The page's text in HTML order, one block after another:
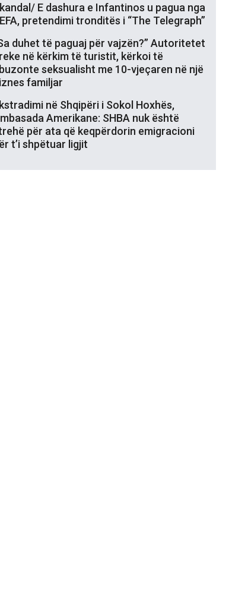
E dashura e Infantinos u pagua nga
pretendimi tronditës i “The Telegraph”
duhet të paguaj për vajzën?” Autoritetet
në kërkim të turistit, kërkoi të
seksualisht me 10-vjeçaren në një
familjar
në Shqipëri i Sokol Hoxhës,
Amerikane: SHBA nuk është
për ata që keqpërdorin emigracioni
t’i shpëtuar ligjit